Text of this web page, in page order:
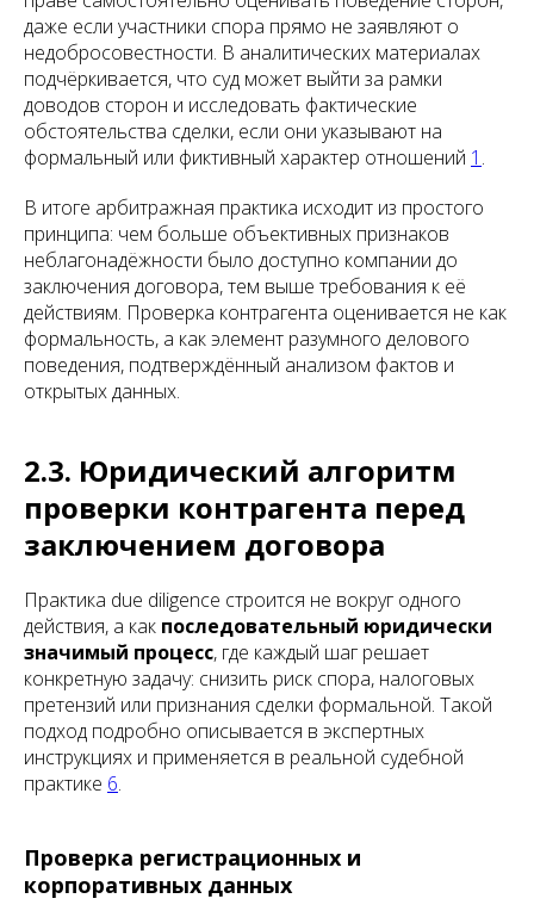
даже если участники спора прямо не заявляют о
недобросовестности. В аналитических материалах
подчёркивается, что суд может выйти за рамки
доводов сторон и исследовать фактические
обстоятельства сделки, если они указывают на
формальный или фиктивный характер отношений 1 .
В итоге арбитражная практика исходит из простого
принципа: чем больше объективных признаков
неблагонадёжности было доступно компании до
заключения договора, тем выше требования к её
действиям. Проверка контрагента оценивается не как
формальность, а как элемент разумного делового
поведения, подтверждённый анализом фактов и
открытых данных.
2.3. Юридический алгоритм
проверки контрагента перед
заключением договора
Практика due diligence строится не вокруг одного
действия, а как последовательный юридически
значимый процесс, где каждый шаг решает
конкретную задачу: снизить риск спора, налоговых
претензий или признания сделки формальной. Такой
подход подробно описывается в экспертных
инструкциях и применяется в реальной судебной
практике 6.
Проверка регистрационных и
корпоративных данных